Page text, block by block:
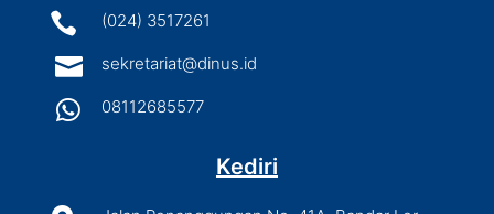
 (024) 3517261
 sekretariat@dinus.id
 08112685577
Kediri